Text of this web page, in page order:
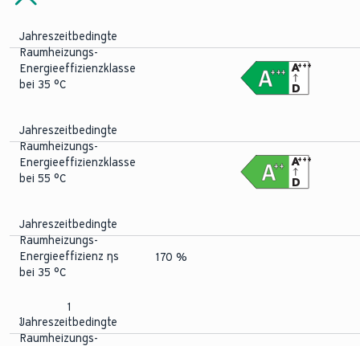
Jahreszeitbedingte
Raumheizungs-
Energieeffizienzklasse
bei 35 °C
+++
D
A+++
Jahreszeitbedingte
Raumheizungs-
Energieeffizienzklasse
bei 55 °C
++
D
A+++
Jahreszeitbedingte
Raumheizungs-
Energieeffizienz ηs
bei 35 °C
1
1
170 %
Jahreszeitbedingte
Raumheizungs-